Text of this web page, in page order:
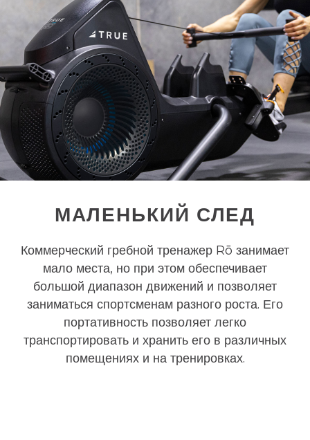
МАЛЕНЬКИЙ СЛЕД
Коммерческий гребной тренажер Rō занимает
мало места, но при этом обеспечивает
большой диапазон движений и позволяет
заниматься спортсменам разного роста. Его
портативность позволяет легко
транспортировать и хранить его в различных
помещениях и на тренировках.